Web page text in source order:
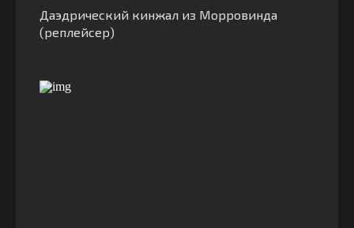
Даэдрический кинжал из Морровинда
(реплейсер)